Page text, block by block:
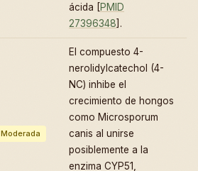
ácida [PMID
27396348].
Moderada
El compuesto 4-
nerolidylcatechol (4-
NC) inhibe el
crecimiento de hongos
como Microsporum
canis al unirse
posiblemente a la
enzima CYP51,